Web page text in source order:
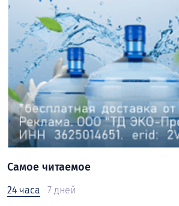
Самое читаемое
24 часа 7 дней